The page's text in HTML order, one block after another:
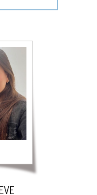
data
um italiano chamado
as mulheres que
Em 13 de Abril de
um prêmio em
não haviam sido
a lenda que
está escondido
beijo apaixonado.